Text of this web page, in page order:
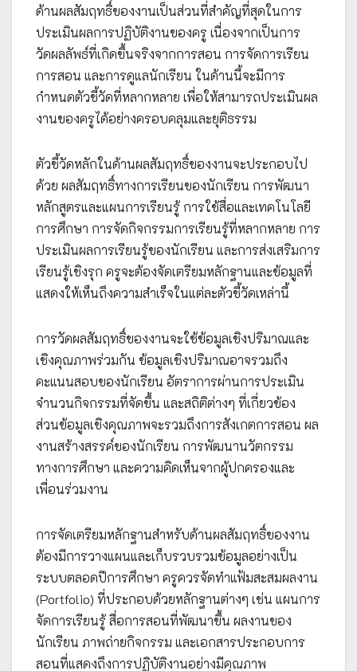
ด้านผลสัมฤทธิ์ของงานเป็นส่วนที่สำคัญที่สุดในการ
ประเมินผลการปฏิบัติงานของครู เนื่องจากเป็นการ
วัดผลลัพธ์ที่เกิดขึ้นจริงจากการสอน การจัดการเรียน
การสอน และการดูแลนักเรียน ในด้านนี้จะมีการ
กำหนดตัวชี้วัดที่หลากหลาย เพื่อให้สามารถประเมินผล
งานของครูได้อย่างครอบคลุมและยุติธรรม
ตัวชี้วัดหลักในด้านผลสัมฤทธิ์ของงานจะประกอบไป
ด้วย ผลสัมฤทธิ์ทางการเรียนของนักเรียน การพัฒนา
หลักสูตรและแผนการเรียนรู้ การใช้สื่อและเทคโนโลยี
การศึกษา การจัดกิจกรรมการเรียนรู้ที่หลากหลาย การ
ประเมินผลการเรียนรู้ของนักเรียน และการส่งเสริมการ
เรียนรู้เชิงรุก ครูจะต้องจัดเตรียมหลักฐานและข้อมูลที่
แสดงให้เห็นถึงความสำเร็จในแต่ละตัวชี้วัดเหล่านี้
การวัดผลสัมฤทธิ์ของงานจะใช้ข้อมูลเชิงปริมาณและ
เชิงคุณภาพร่วมกัน ข้อมูลเชิงปริมาณอาจรวมถึง
คะแนนสอบของนักเรียน อัตราการผ่านการประเมิน
จำนวนกิจกรรมที่จัดขึ้น และสถิติต่างๆ ที่เกี่ยวข้อง
ส่วนข้อมูลเชิงคุณภาพจะรวมถึงการสังเกตการสอน ผล
งานสร้างสรรค์ของนักเรียน การพัฒนานวัตกรรม
ทางการศึกษา และความคิดเห็นจากผู้ปกครองและ
เพื่อนร่วมงาน
การจัดเตรียมหลักฐานสำหรับด้านผลสัมฤทธิ์ของงาน
ต้องมีการวางแผนและเก็บรวบรวมข้อมูลอย่างเป็น
ระบบตลอดปีการศึกษา ครูควรจัดทำแฟ้มสะสมผลงาน
(Portfolio) ที่ประกอบด้วยหลักฐานต่างๆ เช่น แผนการ
จัดการเรียนรู้ สื่อการสอนที่พัฒนาขึ้น ผลงานของ
นักเรียน ภาพถ่ายกิจกรรม และเอกสารประกอบการ
สอนที่แสดงถึงการปฏิบัติงานอย่างมีคุณภาพ